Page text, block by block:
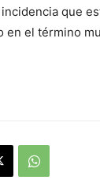
que
en el término